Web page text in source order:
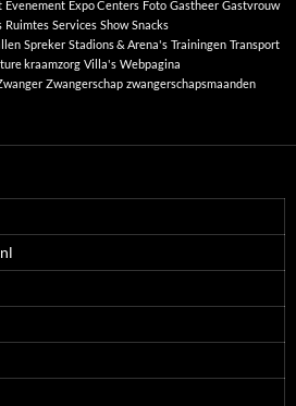
Evenement Expo Centers Foto Gastheer Gastvrouw
Ruimtes Services Show Snacks
Spreker Stadions & Arena's Trainingen Transport
kraamzorg Villa's Webpagina
Zwangerschap zwangerschapsmaanden